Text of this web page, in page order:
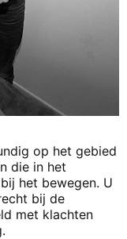
op het gebied
die in het
het bewegen. U
bij de
met klachten